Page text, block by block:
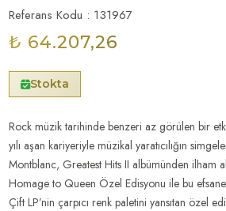
Referans Kodu : 131967
₺ 64.207,26
Stokta
Rock müzik tarihinde benzeri az görülen bir
yılı aşan kariyeriyle müzikal yaratıcılığın
Montblanc, Greatest Hits II albümünden ilham
Homage to Queen Özel Edisyonu ile bu
Çift LP’nin çarpıcı renk paletini yansıtan özel